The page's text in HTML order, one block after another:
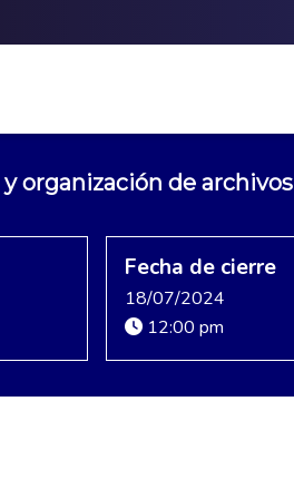
organización de archivos
Fecha de cierre
18/07/2024
12:00 pm